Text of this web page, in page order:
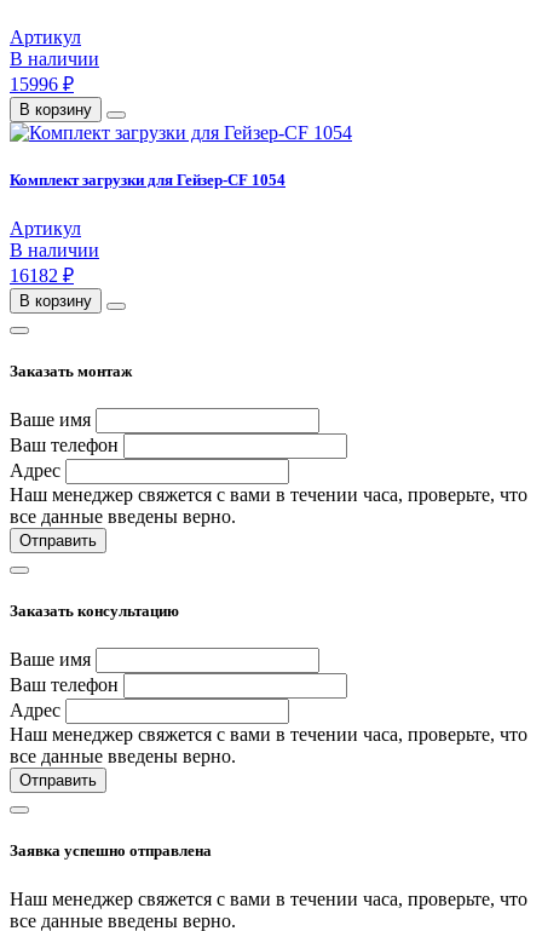
Артикул
В наличии
15996 ₽
В корзину
Комплект загрузки для Гейзер-CF 1054
Артикул
В наличии
16182 ₽
В корзину
Заказать монтаж
Ваше имя
Ваш телефон
Адрес
Наш менеджер свяжется с вами в течении часа, проверьте, что
все данные введены верно.
Отправить
Заказать консультацию
Ваше имя
Ваш телефон
Адрес
Наш менеджер свяжется с вами в течении часа, проверьте, что
все данные введены верно.
Отправить
Заявка успешно отправлена
Наш менеджер свяжется с вами в течении часа, проверьте, что
все данные введены верно.